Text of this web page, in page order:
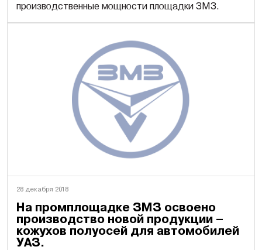
производственные мощности площадки ЗМЗ.
28 декабря 2018
На промплощадке ЗМЗ освоено
производство новой продукции –
кожухов полуосей для автомобилей
УАЗ.